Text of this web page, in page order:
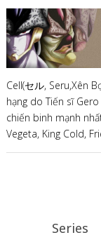
Cell(セル, Seru,Xên
hạng do Tiến sĩ
chiến binh mạnh
Vegeta, King Cold,
Series